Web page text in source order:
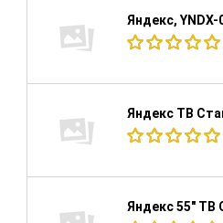
Яндекс,
Яндекс ТВ
Яндекс 55" ТВ